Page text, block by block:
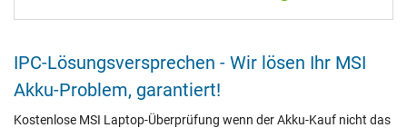
IPC-Lösungsversprechen - Wir lösen Ihr MSI
Akku-Problem, garantiert!
Kostenlose MSI Laptop-Überprüfung wenn der Akku-Kauf nicht das